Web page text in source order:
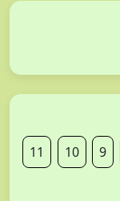
9
10
11